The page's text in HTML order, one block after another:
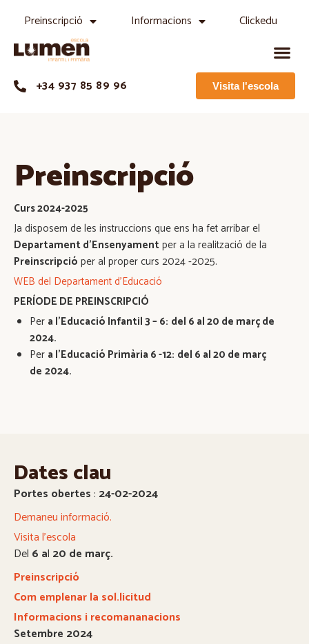
Preinscripció Informacions Clickedu
+34 937 85 89 96 Visita l'escola
Preinscripció
Curs 2024-2025
Ja disposem de les instruccions que ens ha fet arribar el
Departament d’Ensenyamentper a la realització de la
Preinscripció per al proper curs 2024 -2025.
WEB del Departament d’Educació
PERÍODE DE PREINSCRIPCIÓ
Per a l’Educació Infantil 3 – 6: del 6 al 20 de març de
2024.
Per a l’Educació Primària 6 -12: del 6 al 20 de març
de 2024.
Dates clau
Portes obertes : 24-02-2024
Demaneu informació.
Visita l’escola
Del 6 al 20 de març.
Preinscripció
Com emplenar la sol.licitud
Informacions i recomananacions
Setembre 2024